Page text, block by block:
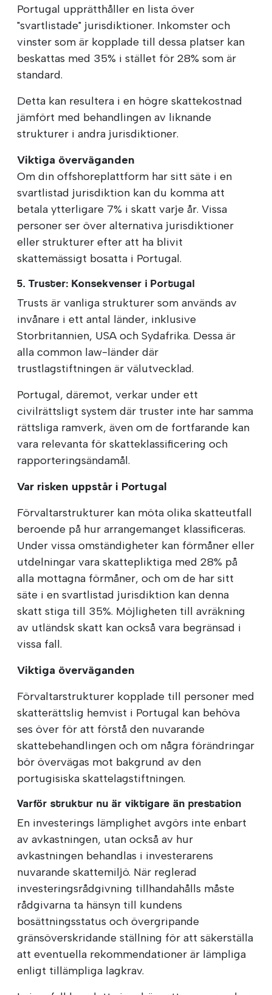
Portugal upprätthåller en lista över
"svartlistade" jurisdiktioner. Inkomster och
vinster som är kopplade till dessa platser kan
beskattas med 35% i stället för 28% som är
standard.
Detta kan resultera i en högre skattekostnad
jämfört med behandlingen av liknande
strukturer i andra jurisdiktioner.
Viktiga överväganden
Om din offshoreplattform har sitt säte i en
svartlistad jurisdiktion kan du komma att
betala ytterligare 7% i skatt varje år. Vissa
personer ser över alternativa jurisdiktioner
eller strukturer efter att ha blivit
skattemässigt bosatta i Portugal.
5. Truster: Konsekvenser i Portugal
Trusts är vanliga strukturer som används av
invånare i ett antal länder, inklusive
Storbritannien, USA och Sydafrika. Dessa är
alla common law-länder där
trustlagstiftningen är välutvecklad.
Portugal, däremot, verkar under ett
civilrättsligt system där truster inte har samma
rättsliga ramverk, även om de fortfarande kan
vara relevanta för skatteklassificering och
rapporteringsändamål.
Var risken uppstår i Portugal
Förvaltarstrukturer kan möta olika skatteutfall
beroende på hur arrangemanget klassificeras.
Under vissa omständigheter kan förmåner eller
utdelningar vara skattepliktiga med 28% på
alla mottagna förmåner, och om de har sitt
säte i en svartlistad jurisdiktion kan denna
skatt stiga till 35%. Möjligheten till avräkning
av utländsk skatt kan också vara begränsad i
vissa fall.
Viktiga överväganden
Förvaltarstrukturer kopplade till personer med
skatterättslig hemvist i Portugal kan behöva
ses över för att förstå den nuvarande
skattebehandlingen och om några förändringar
bör övervägas mot bakgrund av den
portugisiska skattelagstiftningen.
Varför struktur nu är viktigare än prestation
En investerings lämplighet avgörs inte enbart
av avkastningen, utan också av hur
avkastningen behandlas i investerarens
nuvarande skattemiljö. När reglerad
investeringsrådgivning tillhandahålls måste
rådgivarna ta hänsyn till kundens
bosättningsstatus och övergripande
gränsöverskridande ställning för att säkerställa
att eventuella rekommendationer är lämpliga
enligt tillämpliga lagkrav.